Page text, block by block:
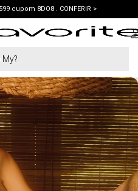
cupom 8DO8 . CONFERIR >
WELCOME. VER LOOKS >